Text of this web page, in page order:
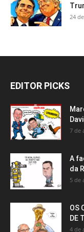
24
EDITOR PICKS
7 de
A
da
5 de
OS
DE
4 de